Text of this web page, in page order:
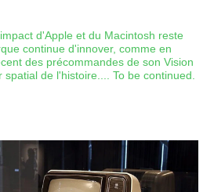
d'Apple et du Macintosh reste
continue d'innover, comme en
des précommandes de son Vision
de l'histoire.... To be continued.